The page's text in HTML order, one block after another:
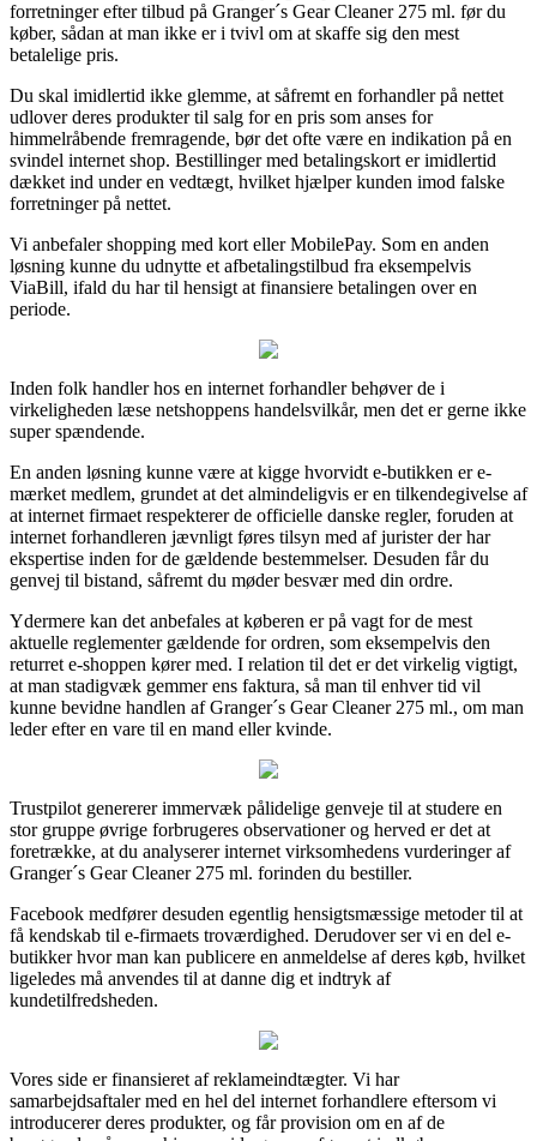
forretninger efter tilbud på Granger´s Gear Cleaner 275 ml. før du
køber, sådan at man ikke er i tvivl om at skaffe sig den mest
betalelige pris.
Du skal imidlertid ikke glemme, at såfremt en forhandler på nettet
udlover deres produkter til salg for en pris som anses for
himmelråbende fremragende, bør det ofte være en indikation på en
svindel internet shop. Bestillinger med betalingskort er imidlertid
dækket ind under en vedtægt, hvilket hjælper kunden imod falske
forretninger på nettet.
Vi anbefaler shopping med kort eller MobilePay. Som en anden
løsning kunne du udnytte et afbetalingstilbud fra eksempelvis
ViaBill, ifald du har til hensigt at finansiere betalingen over en
periode.
Inden folk handler hos en internet forhandler behøver de i
virkeligheden læse netshoppens handelsvilkår, men det er gerne ikke
super spændende.
En anden løsning kunne være at kigge hvorvidt e-butikken er e-
mærket medlem, grundet at det almindeligvis er en tilkendegivelse af
at internet firmaet respekterer de officielle danske regler, foruden at
internet forhandleren jævnligt føres tilsyn med af jurister der har
ekspertise inden for de gældende bestemmelser. Desuden får du
genvej til bistand, såfremt du møder besvær med din ordre.
Ydermere kan det anbefales at køberen er på vagt for de mest
aktuelle reglementer gældende for ordren, som eksempelvis den
returret e-shoppen kører med. I relation til det er det virkelig vigtigt,
at man stadigvæk gemmer ens faktura, så man til enhver tid vil
kunne bevidne handlen af Granger´s Gear Cleaner 275 ml., om man
leder efter en vare til en mand eller kvinde.
Trustpilot genererer immervæk pålidelige genveje til at studere en
stor gruppe øvrige forbrugeres observationer og herved er det at
foretrække, at du analyserer internet virksomhedens vurderinger af
Granger´s Gear Cleaner 275 ml. forinden du bestiller.
Facebook medfører desuden egentlig hensigtsmæssige metoder til at
få kendskab til e-firmaets troværdighed. Derudover ser vi en del e-
butikker hvor man kan publicere en anmeldelse af deres køb, hvilket
ligeledes må anvendes til at danne dig et indtryk af
kundetilfredsheden.
Vores side er finansieret af reklameindtægter. Vi har
samarbejdsaftaler med en hel del internet forhandlere eftersom vi
introducerer deres produkter, og får provision om en af de